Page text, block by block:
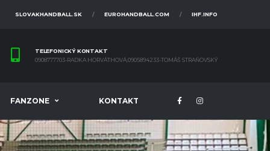
SLOVAKHANDBALL.SK EUROHANDBALL.COM IHF.INFO
TELEFONICKÝ KONTAKT
0908777703-RADKA HORVÁTHOVÁ,0905894233-TOMÁŠ STRAŇOVSKÝ
FANZONE KONTAKT